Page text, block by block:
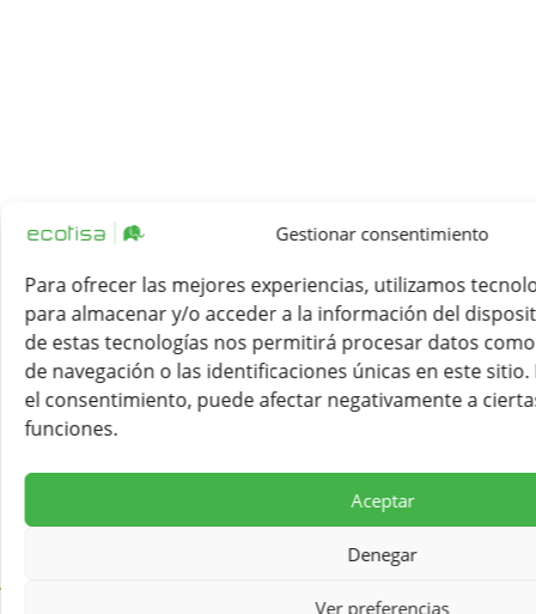
Gestionar consentimiento
Para ofrecer las mejores experiencias, utilizamos
para almacenar y/o acceder a la información del
de estas tecnologías nos permitirá procesar datos
de navegación o las identificaciones únicas en este
el consentimiento, puede afectar negativamente a
funciones.
Aceptar
Denegar
Ver preferencias